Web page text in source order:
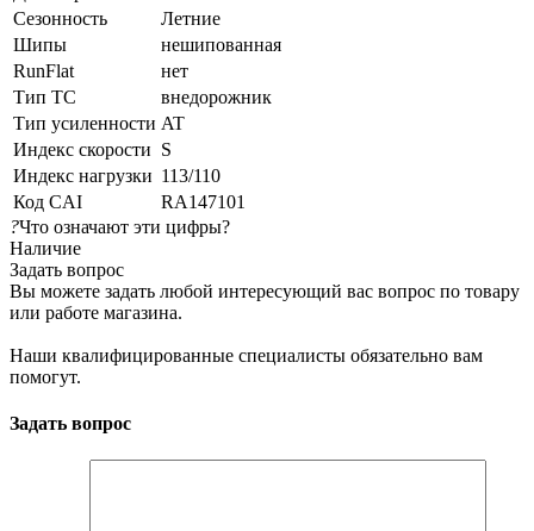
Сезонность
Летние
Шипы
нешипованная
RunFlat
нет
Тип ТС
внедорожник
Тип усиленности AT
Индекс скорости S
Индекс нагрузки 113/110
Код CAI
RA147101
?Что означают эти цифры?
Наличие
Задать вопрос
Вы можете задать любой интересующий вас вопрос по товару
или работе магазина.
Наши квалифицированные специалисты обязательно вам
помогут.
Задать вопрос